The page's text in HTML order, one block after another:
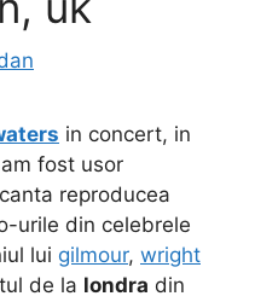
in concert, in
fost usor
reproducea
urile din celebrele
lui gilmour, wright
de la londra din